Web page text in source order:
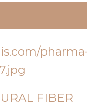
FIBER